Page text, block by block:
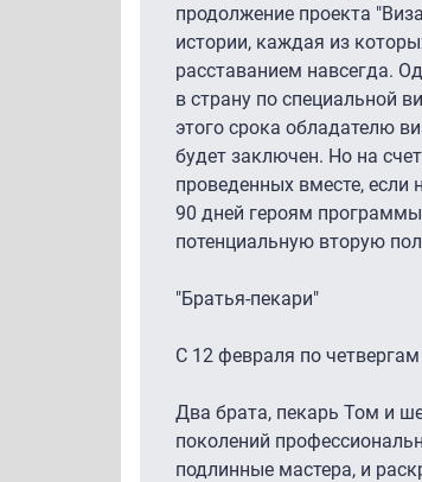
продолжение проекта
истории, каждая из
расставанием навсегда.
в страну по специальной
этого срока обладателю
будет заключен. Но на
проведенных вместе, если
90 дней героям
потенциальную вторую
"Братья-пекари"
С 12 февраля по
Два брата, пекарь Том и
поколений
подлинные мастера, и